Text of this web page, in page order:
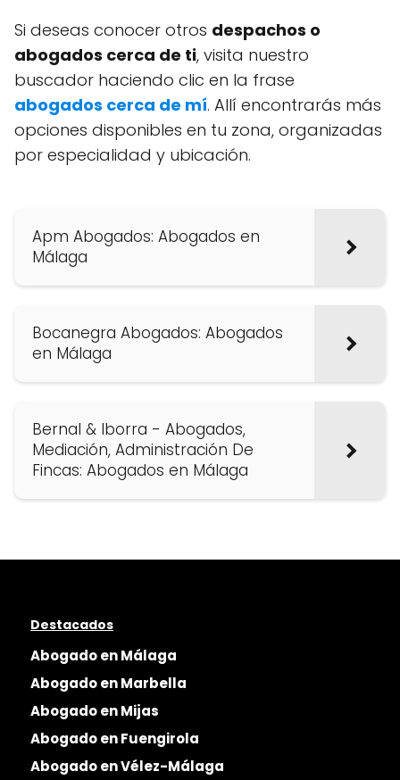
Si deseas conocer otros despachos o
abogados cerca de ti, visita nuestro
buscador haciendo clic en la frase
abogados cerca de mí. Allí encontrarás más
opciones disponibles en tu zona, organizadas
por especialidad y ubicación.
Apm Abogados: Abogados en
Málaga
Bocanegra Abogados: Abogados
en Málaga
Bernal & Iborra - Abogados,
Mediación, Administración De
Fincas: Abogados en Málaga
Destacados
Abogado en Málaga
Abogado en Marbella
Abogado en Mijas
Abogado en Fuengirola
Abogado en Vélez-Málaga